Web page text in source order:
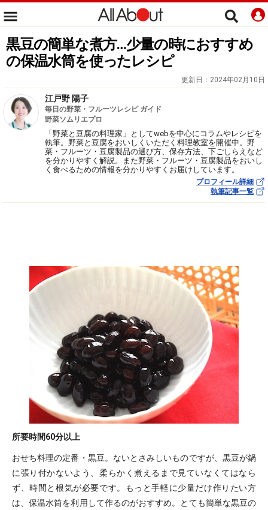
黒豆の簡単な煮方…少量の時におすすめ
の保温水筒を使ったレシピ
更新日： 2024年02月10日
江戸野 陽子
毎日の野菜・フルーツレシピ ガイド
野菜ソムリエプロ
「野菜と豆腐の料理家」としてwebを中心にコラムやレシピを
執筆。野菜と豆腐をおいしくいただく料理教室を開催中。野
菜・フルーツ・豆腐製品の選び方、保存方法、下ごしらえなど
を分かりやすく解説。また野菜・フルーツ・豆腐製品をおいし
く食べるための情報を分かりやすくお届けしています。
プロフィール詳細
執筆記事一覧
所要時間60分以上
おせち料理の定番・黒豆。ないとさみしいものですが、黒豆が鍋
に張り付かないよう、柔らかく煮えるまで見ていなくてはなら
ず、時間と根気が必要です。もっと手軽に少量だけ作りたい方
は、保温水筒を利用して作るのがおすすめ。とても簡単な黒豆の